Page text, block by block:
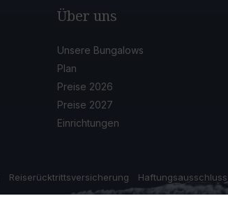
Über uns
Unsere Bungalows
Plan
Preise 2026
Preise 2027
Einrichtungen
Reiserücktrittsversicherung Haftungsausschluss